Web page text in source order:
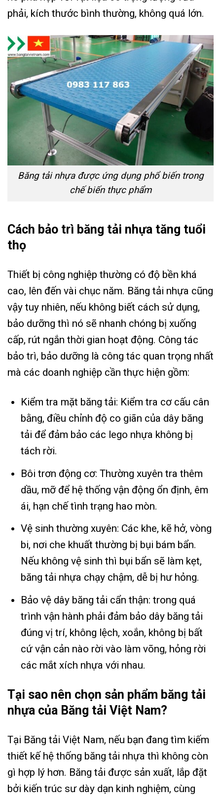
phải, kích thước bình thường, không quá lớn.
Băng tải nhựa được ứng dụng phổ biến trong
chế biến thực phẩm
Cách bảo trì băng tải nhựa tăng tuổi
thọ
Thiết bị công nghiệp thường có độ bền khá
cao, lên đến vài chục năm. Băng tải nhựa cũng
vậy tuy nhiên, nếu không biết cách sử dụng,
bảo dưỡng thì nó sẽ nhanh chóng bị xuống
cấp, rút ngắn thời gian hoạt động. Công tác
bảo trì, bảo dưỡng là công tác quan trọng nhất
mà các doanh nghiệp cần thực hiện gồm:
Kiểm tra mặt băng tải: Kiểm tra cơ cấu cân
bằng, điều chỉnh độ co giãn của dây băng
tải để đảm bảo các lego nhựa không bị
tách rời.
Bôi trơn động cơ: Thường xuyên tra thêm
dầu, mỡ để hệ thống vận động ổn định, êm
ái, hạn chế tình trạng hao mòn.
Vệ sinh thường xuyên: Các khe, kẽ hở, vòng
bi, nơi che khuất thường bị bụi bám bẩn.
Nếu không vệ sinh thì bụi bẩn sẽ làm kẹt,
băng tải nhựa chạy chậm, dễ bị hư hỏng.
Bảo vệ dây băng tải cẩn thận: trong quá
trình vận hành phải đảm bảo dây băng tải
đúng vị trí, không lệch, xoắn, không bị bất
cứ vận cản nào rời vào làm võng, hỏng rời
các mắt xích nhựa với nhau.
Tại sao nên chọn sản phẩm băng tải
nhựa của Băng tải Việt Nam?
Tại Băng tải Việt Nam, nếu bạn đang tìm kiếm
thiết kế hệ thống băng tải nhựa thì không còn
gì hợp lý hơn. Băng tải được sản xuất, lắp đặt
bởi kiến trúc sư dày dạn kinh nghiệm, cùng